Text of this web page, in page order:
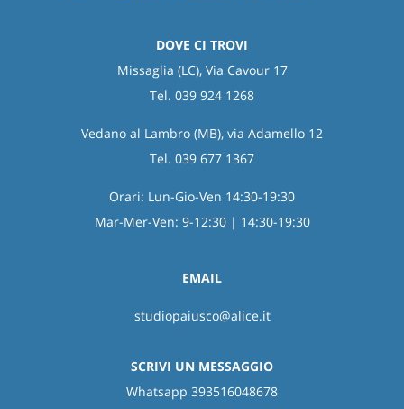
DOVE CI TROVI
Missaglia (LC), Via Cavour 17
Tel. 039 924 1268
Vedano al Lambro (MB), via Adamello 12
Tel. 039 677 1367
Orari: Lun-Gio-Ven 14:30-19:30
Mar-Mer-Ven: 9-12:30 | 14:30-19:30
EMAIL
studiopaiusco@alice.it
SCRIVI UN MESSAGGIO
Whatsapp 393516048678